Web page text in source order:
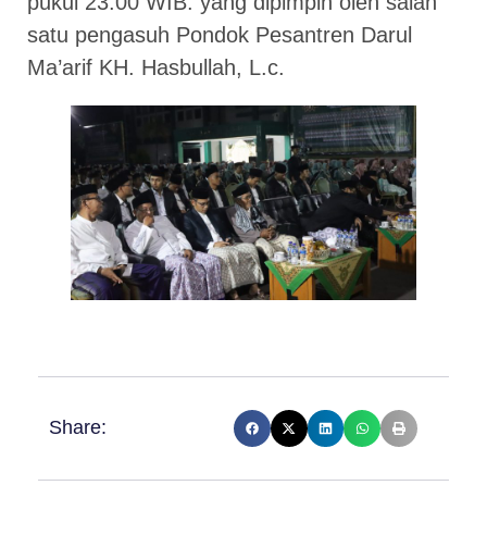
satu pengasuh Pondok Pesantren Darul
Ma’arif KH. Hasbullah, L.c.
Share: